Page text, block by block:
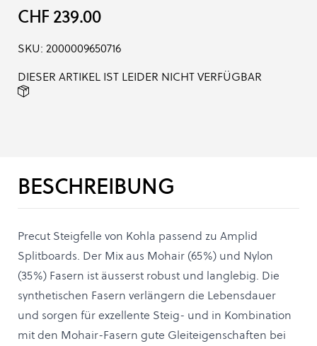
CHF 239.00
SKU: 2000009650716
DIESER ARTIKEL IST LEIDER NICHT VERFÜGBAR
BESCHREIBUNG
Precut Steigfelle von Kohla passend zu Amplid
Splitboards. Der Mix aus Mohair (65%) und Nylon
(35%) Fasern ist äusserst robust und langlebig. Die
synthetischen Fasern verlängern die Lebensdauer
und sorgen für exzellente Steig- und in Kombination
mit den Mohair-Fasern gute Gleiteigenschaften bei